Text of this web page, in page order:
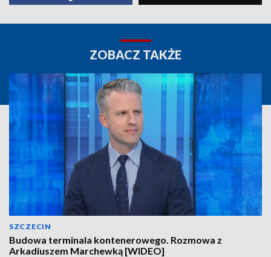
ZOBACZ TAKŻE
SZCZECIN
Budowa terminala kontenerowego. Rozmowa z
Arkadiuszem Marchewką [WIDEO]